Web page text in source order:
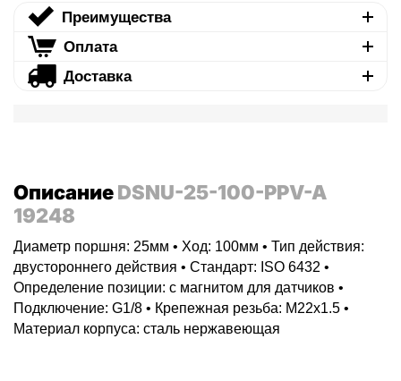
Преимущества
Оплата
Доставка
ОписаниеDSNU-25-100-PPV-A
19248
Диаметр поршня: 25мм • Ход: 100мм • Тип действия:
двустороннего действия • Стандарт: ISO 6432 •
Определение позиции: с магнитом для датчиков •
Подключение: G1/8 • Крепежная резьба: M22x1.5 •
Материал корпуса: сталь нержавеющая